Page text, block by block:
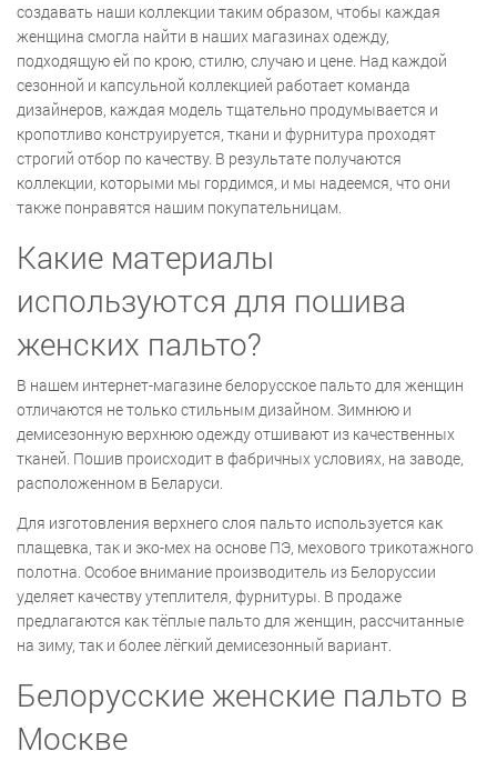
создавать наши коллекции таким образом, чтобы каждая
женщина смогла найти в наших магазинах одежду,
подходящую ей по крою, стилю, случаю и цене. Над каждой
сезонной и капсульной коллекцией работает команда
дизайнеров, каждая модель тщательно продумывается и
кропотливо конструируется, ткани и фурнитура проходят
строгий отбор по качеству. В результате получаются
коллекции, которыми мы гордимся, и мы надеемся, что они
также понравятся нашим покупательницам.
Какие материалы
используются для пошива
женских пальто?
В нашем интернет-магазине белорусское пальто для женщин
отличаются не только стильным дизайном. Зимнюю и
демисезонную верхнюю одежду отшивают из качественных
тканей. Пошив происходит в фабричных условиях, на заводе,
расположенном в Беларуси.
Для изготовления верхнего слоя пальто используется как
плащевка, так и эко-мех на основе ПЭ, мехового трикотажного
полотна. Особое внимание производитель из Белоруссии
уделяет качеству утеплителя, фурнитуры. В продаже
предлагаются как тёплые пальто для женщин, рассчитанные
на зиму, так и более лёгкий демисезонный вариант.
Белорусские женские пальто в
Москве